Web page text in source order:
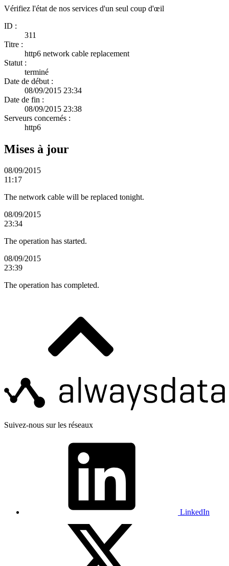
Vérifiez l'état de nos services d'un seul coup d'œil
ID :
311
Titre :
http6 network cable replacement
Statut :
terminé
Date de début :
08/09/2015 23:34
Date de fin :
08/09/2015 23:38
Serveurs concernés :
http6
Mises à jour
08/09/2015
11:17
The network cable will be replaced tonight.
08/09/2015
23:34
The operation has started.
08/09/2015
23:39
The operation has completed.
Suivez-nous sur les réseaux
LinkedIn